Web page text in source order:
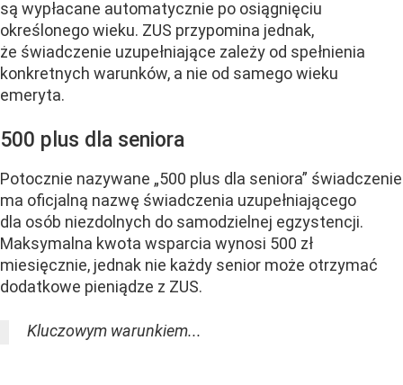
są wypłacane automatycznie po osiągnięciu
określonego wieku. ZUS przypomina jednak,
że świadczenie uzupełniające zależy od spełnienia
konkretnych warunków, a nie od samego wieku
emeryta.
500 plus dla seniora
Potocznie nazywane „500 plus dla seniora” świadczenie
ma oficjalną nazwę świadczenia uzupełniającego
dla osób niezdolnych do samodzielnej egzystencji.
Maksymalna kwota wsparcia wynosi 500 zł
miesięcznie, jednak nie każdy senior może otrzymać
dodatkowe pieniądze z ZUS.
Kluczowym warunkiem...